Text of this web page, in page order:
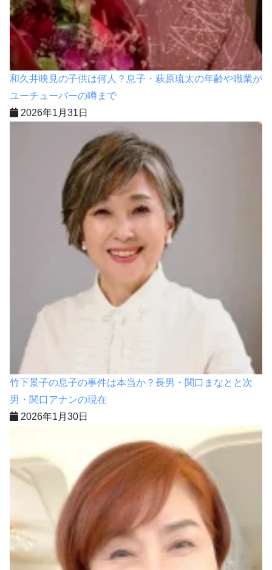
和久井映見の子供は何人？息子・萩原琉太の年齢や職業が
ユーチューバーの噂まで
2026年1月31日
竹下景子の息子の事件は本当か？長男・関口まなとと次
男・関口アナンの現在
2026年1月30日